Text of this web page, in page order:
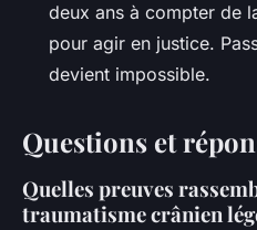
deux ans à compter de
pour agir en justice.
devient impossible.
Questions et
Quelles preuves
traumatisme crânien